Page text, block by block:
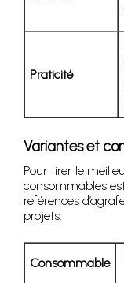
Praticité
Variantes et
Pour tirer le
consommables
références
projets.
Consommable